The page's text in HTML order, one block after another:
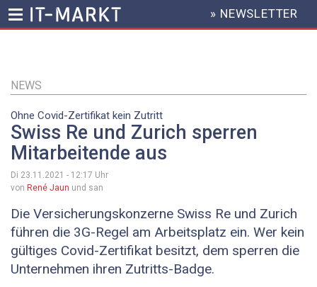
Inhalt
HEADER
MENU
» NEWSLETTER
NEWS
Ohne Covid-Zertifikat kein Zutritt
Swiss Re und Zurich sperren
Mitarbeitende aus
Di 23.11.2021 - 12:17 Uhr
von René Jaun und san
Die Versicherungskonzerne Swiss Re und Zurich
führen die 3G-Regel am Arbeitsplatz ein. Wer kein
gültiges Covid-Zertifikat besitzt, dem sperren die
Unternehmen ihren Zutritts-Badge.